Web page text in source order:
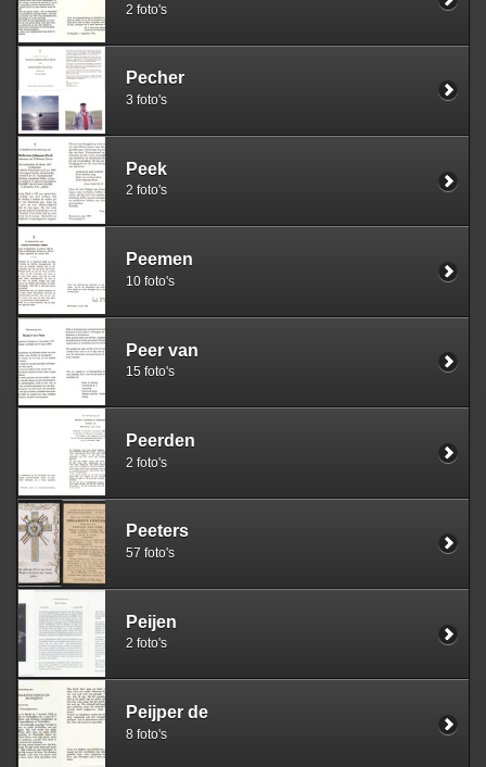
2 foto's
Pecher
3 foto's
Peek
2 foto's
Peemen
10 foto's
Peer van
15 foto's
Peerden
2 foto's
Peeters
57 foto's
Peijen
2 foto's
Peijper de
8 foto's